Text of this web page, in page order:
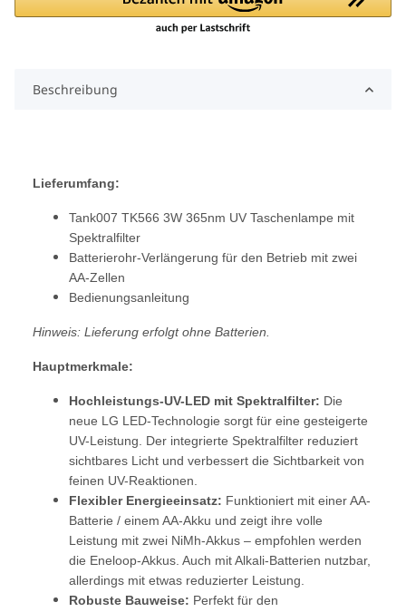
Beschreibung
Lieferumfang:
Tank007 TK566 3W 365nm UV Taschenlampe mit
Spektralfilter
Batterierohr-Verlängerung für den Betrieb mit zwei
AA-Zellen
Bedienungsanleitung
Hinweis: Lieferung erfolgt ohne Batterien.
Hauptmerkmale:
Hochleistungs-UV-LED mit Spektralfilter: Die
neue LG LED-Technologie sorgt für eine gesteigerte
UV-Leistung. Der integrierte Spektralfilter reduziert
sichtbares Licht und verbessert die Sichtbarkeit von
feinen UV-Reaktionen.
Flexibler Energieeinsatz: Funktioniert mit einer AA-
Batterie / einem AA-Akku und zeigt ihre volle
Leistung mit zwei NiMh-Akkus – empfohlen werden
die Eneloop-Akkus. Auch mit Alkali-Batterien nutzbar,
allerdings mit etwas reduzierter Leistung.
Robuste Bauweise: Perfekt für den